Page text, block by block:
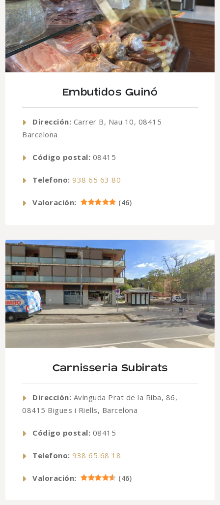
Embutidos Guinó
Dirección: Carrer B, Nau 10, 08415
Barcelona
Código postal: 08415
Telefono: 938 65 63 80
Valoración: (46)
Carnisseria Subirats
Dirección: Avinguda Prat de la Riba, 86,
08415 Bigues i Riells, Barcelona
Código postal: 08415
Telefono: 938 65 68 18
Valoración: (46)